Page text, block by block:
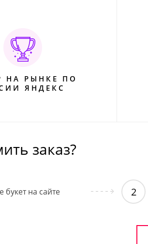
НА РЫНКЕ ПО
ЯНДЕКС
заказ?
букет на сайте